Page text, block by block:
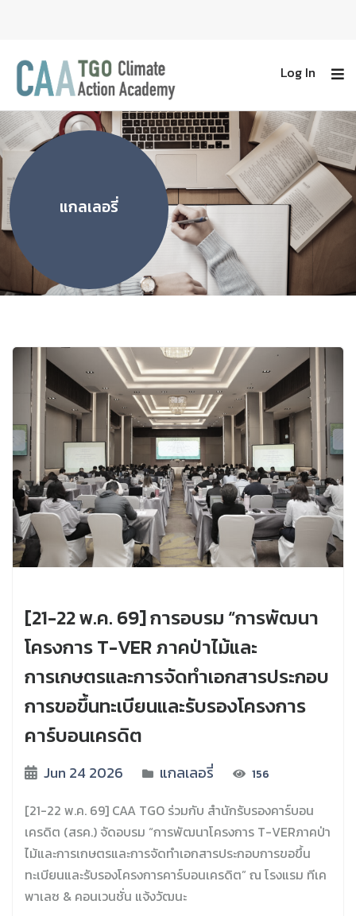
Log In
แกลเลอรี่
[21-22 พ.ค. 69] การอบรม “การพัฒนา
โครงการ T-VER ภาคป่าไม้และ
การเกษตรและการจัดทำเอกสารประกอบ
การขอขึ้นทะเบียนและรับรองโครงการ
คาร์บอนเครดิต
Jun 24 2026 แกลเลอรี่ 156
[21-22 พ.ค. 69] CAA TGO ร่วมกับ สำนักรับรองคาร์บอน
เครดิต (สรค.) จัดอบรม “การพัฒนาโครงการ T-VERภาคป่า
ไม้และการเกษตรและการจัดทำเอกสารประกอบการขอขึ้น
ทะเบียนและรับรองโครงการคาร์บอนเครดิต” ณ โรงแรม ทีเค
พาเลซ & คอนเวนชั่น แจ้งวัฒนะ